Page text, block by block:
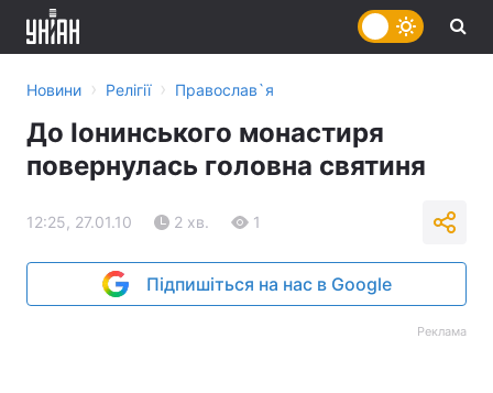
Новини › Релігії › Православ`я
До Іонинського монастиря
повернулась головна святиня
12:25, 27.01.10 2 хв. 1
Підпишіться на нас в Google
Реклама